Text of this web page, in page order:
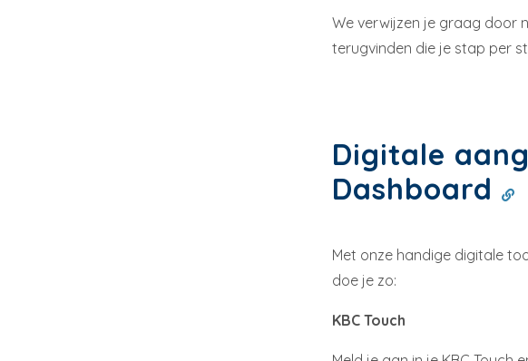
We verwijzen je graag door
terugvinden die je stap per
Digitale
Dashboard
Met onze handige digitale
doe je zo:
KBC Touch